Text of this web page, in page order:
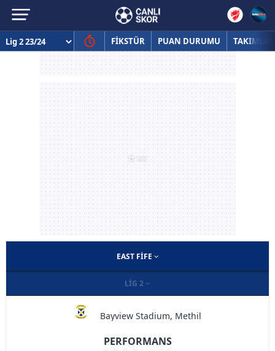
FİKSTÜR PUAN DURUMU TAKIMLAR
EAST FIFE
LIG 2
Bayview Stadium, Methil
PERFORMANS